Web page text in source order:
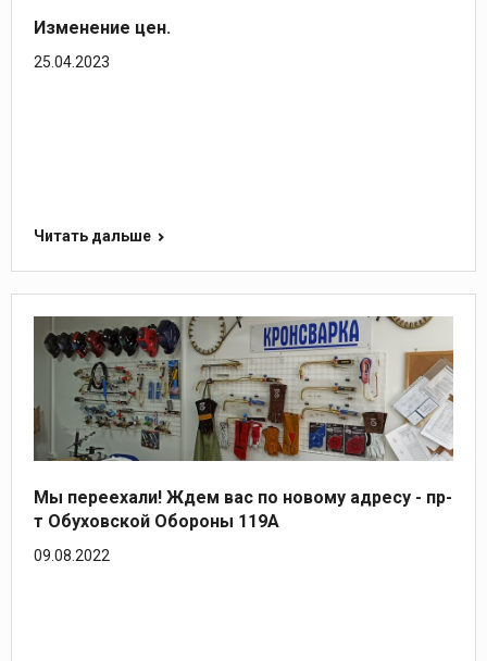
Изменение цен.
25.04.2023
Читать дальше
Мы переехали! Ждем вас по новому адресу - пр-
т Обуховской Обороны 119А
09.08.2022